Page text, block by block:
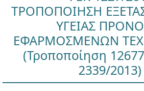
ΤΡΟΠΟΠΟΙΗΣΗ
ΥΓΕΙΑΣ
ΕΦΑΡΜΟΣΜΕΝΩΝ
(Τροποποίηση
2339/2013)